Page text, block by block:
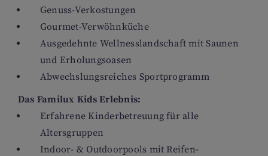
Genuss-Verkostungen
Gourmet-Verwöhnküche
Ausgedehnte Wellnesslandschaft mit Saunen
und Erholungsoasen
Abwechslungsreiches Sportprogramm
Das Familux Kids Erlebnis:
Erfahrene Kinderbetreuung für alle
Altersgruppen
Indoor- & Outdoorpools mit Reifen-